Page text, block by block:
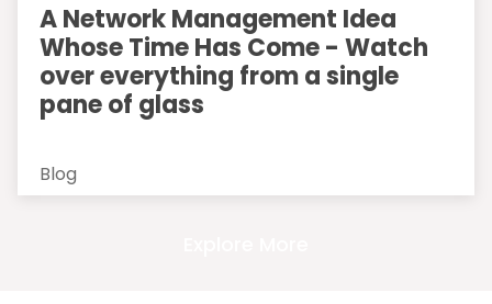
A Network Management Idea
Whose Time Has Come - Watch
over everything from a single
pane of glass
Blog